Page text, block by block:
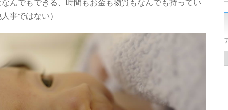
んでもできる、時間もお金も物質もなんでも持ってい
事ではない）